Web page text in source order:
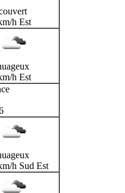
h Est
h Est
h Sud Est